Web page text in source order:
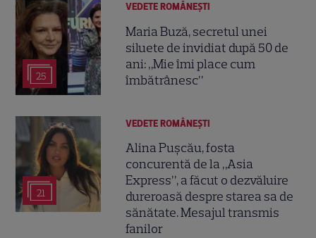
25
VEDETE ROMÂNEŞTI
Maria Buză, secretul unei
siluete de invidiat după 50 de
ani: „Mie îmi place cum
îmbătrânesc”
21
VEDETE ROMÂNEŞTI
Alina Pușcău, fosta
concurentă de la „Asia
Express”, a făcut o dezvăluire
dureroasă despre starea sa de
sănătate. Mesajul transmis
fanilor